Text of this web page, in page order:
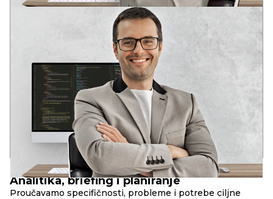
PRINCIPIRBAND
Analitika, briefing i planiranje
Proučavamo specifičnosti, probleme i potrebe ciljne
17+
godina u razvoju
90+
uspešnih web-projekata
10+
složenih web-servisa
VODEĆI DEVELOPER
Dva stručna obrazovanja u oblasti razvoja softvera
U mladom uzrastu prepoznao potencijal informacionih
tehnologija: globalizaciju i duboku integraciju IT rešenja u
društvene strukture savremenog društva.
Iskustvo u raznim IT oblastima od 2006. godine. Analitičko
sistemsko razmišljanje. Kompetencije za rešavanje poslovnih
zadataka, DevOps, Full Stack, SEO.